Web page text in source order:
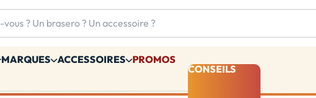
MARQUES ACCESSOIRES PROMOS
CONSEILS